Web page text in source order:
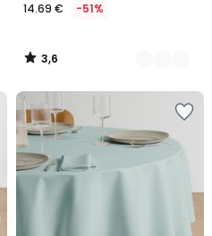
14.69 € -51%
3,6
/